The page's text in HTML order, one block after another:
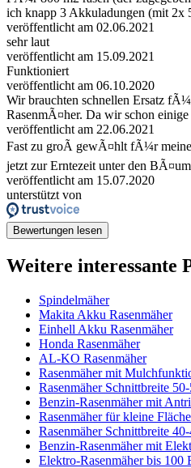
ich knapp 3 Akkuladungen (mit 2x
veröffentlicht am 02.06.2021
sehr laut
veröffentlicht am 15.09.2021
Funktioniert
veröffentlicht am 06.10.2020
Wir brauchten schnellen Ersatz
RasenmÃ¤her. Da wir schon
veröffentlicht am 22.06.2021
Fast zu groÃ gewÃ¤hlt fÃ¼r
jetzt zur Erntezeit unter den
veröffentlicht am 15.07.2020
unterstützt von
Bewertungen lesen
Weitere interessante
Spindelmäher
Makita Akku Rasenmäher
Einhell Akku Rasenmäher
Honda Rasenmäher
AL-KO Rasenmäher
Rasenmäher mit
Rasenmäher Schnittbreite
Benzin-Rasenmäher mit
Rasenmäher für kleine Fläche
Rasenmäher Schnittbreite
Benzin-Rasenmäher mit
Elektro-Rasenmäher bis 100